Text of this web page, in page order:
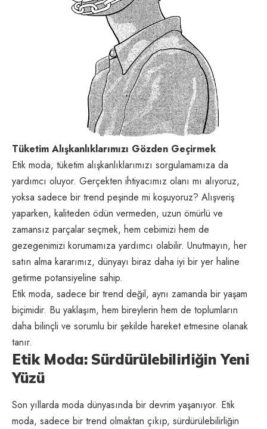
Tüketim Alışkanlıklarımızı Gözden Geçirmek
Etik moda, tüketim alışkanlıklarımızı sorgulamamıza da
yardımcı oluyor. Gerçekten ihtiyacımız olanı mı alıyoruz,
yoksa sadece bir trend peşinde mi koşuyoruz? Alışveriş
yaparken, kaliteden ödün vermeden, uzun ömürlü ve
zamansız parçalar seçmek, hem cebimizi hem de
gezegenimizi korumamıza yardımcı olabilir. Unutmayın, her
satın alma kararımız, dünyayı biraz daha iyi bir yer haline
getirme potansiyeline sahip.
Etik moda, sadece bir trend değil, aynı zamanda bir yaşam
biçimidir. Bu yaklaşım, hem bireylerin hem de toplumların
daha bilinçli ve sorumlu bir şekilde hareket etmesine olanak
tanır.
Etik Moda: Sürdürülebilirliğin Yeni
Yüzü
Son yıllarda moda dünyasında bir devrim yaşanıyor. Etik
moda, sadece bir trend olmaktan çıkıp, sürdürülebilirliğin